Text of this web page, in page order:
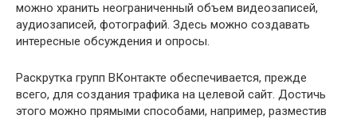
можно хранить неограниченный объем видеозаписей,
аудиозаписей, фотографий. Здесь можно создавать
интересные обсуждения и опросы.
Раскрутка групп ВКонтакте обеспечивается, прежде
всего, для создания трафика на целевой сайт. Достичь
этого можно прямыми способами, например, разместив